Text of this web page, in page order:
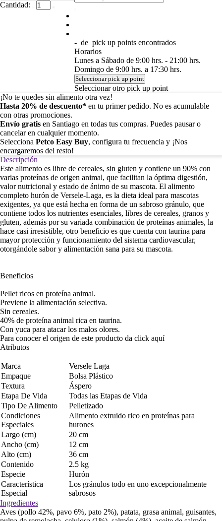
Cantidad:
- de pick up points encontrados
Horarios
Lunes a Sábado de 9:00 hrs. - 21:00 hrs.
Domingo de 9:00 hrs. a 17:30 hrs.
Seleccionar pick up point
Seleccionar otro pick up point
¡No te quedes sin alimento otra vez!
Hasta 20% de descuento* en tu primer pedido. No es acumulable
con otras promociones.
Envío gratis en Santiago en todas tus compras. Puedes pausar o
cancelar en cualquier momento.
Selecciona Petco Easy Buy, configura tu frecuencia y ¡Nos
encargaremos del resto!
Descripción
Este alimento es libre de cereales, sin gluten y contiene un 90% con
varias proteínas de origen animal, que facilitan la óptima digestión,
valor nutricional y estado de ánimo de su mascota. El alimento
completo hurón de Versele-Laga, es la dieta ideal para mascotas
exigentes, ya que está hecha en forma de un sabroso gránulo, que
contiene todos los nutrientes esenciales, libres de cereales, granos y
gluten, además por su variada combinación de proteínas animales, la
hace casi irresistible, otro beneficio es que cuenta con taurina para
mayor protección y funcionamiento del sistema cardiovascular,
otorgándole sabor y alimentación sana para su mascota.
Beneficios
Pellet ricos en proteína animal.
Previene la alimentación selectiva.
Sin cereales.
40% de proteína animal rica en taurina.
Con yuca para atacar los malos olores.
Para conocer el origen de este producto da click aquí
Atributos
Marca
Versele Laga
Empaque
Bolsa Plástico
Textura
Áspero
Etapa De Vida
Todas las Etapas de Vida
Tipo De Alimento
Pelletizado
Condiciones
Especiales
Alimento extruido rico en proteínas para
hurones
Largo (cm)
20 cm
Ancho (cm)
12 cm
Alto (cm)
36 cm
Contenido
2.5 kg
Especie
Hurón
Característica
Especial
Los gránulos todo en uno excepcionalmente
sabrosos
Ingredientes
Aves (pollo 42%, pavo 6%, pato 2%), patata, grasa animal, guisantes,